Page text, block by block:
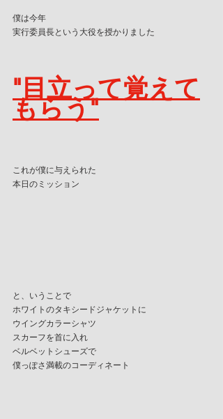
僕は今年
実行委員長という大役を授かりました
"目立って覚えて
もらう"
これが僕に与えられた
本日のミッション
と、いうことで
ホワイトのタキシードジャケットに
ウイングカラーシャツ
スカーフを首に入れ
ベルベットシューズで
僕っぽさ満載のコーディネート